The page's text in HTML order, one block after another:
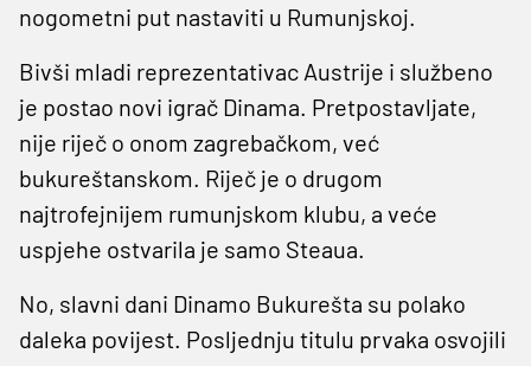
nogometni put nastaviti u Rumunjskoj.
Bivši mladi reprezentativac Austrije i službeno
je postao novi igrač Dinama. Pretpostavljate,
nije riječ o onom zagrebačkom, već
bukureštanskom. Riječ je o drugom
najtrofejnijem rumunjskom klubu, a veće
uspjehe ostvarila je samo Steaua.
No, slavni dani Dinamo Bukurešta su polako
daleka povijest. Posljednju titulu prvaka osvojili